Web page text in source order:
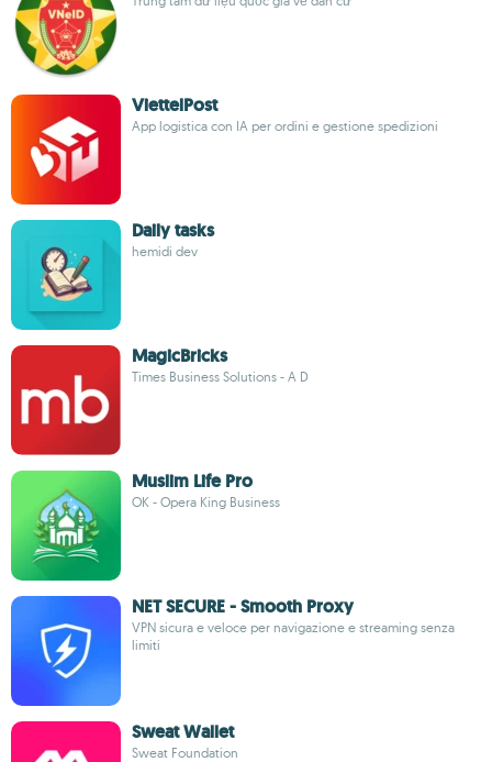
ViettelPost
App logistica con IA per ordini e gestione spedizioni
Daily tasks
hemidi dev
MagicBricks
Times Business Solutions - A D
Muslim Life Pro
OK - Opera King Business
NET SECURE - Smooth Proxy
VPN sicura e veloce per navigazione e streaming senza
limiti
Sweat Wallet
Sweat Foundation